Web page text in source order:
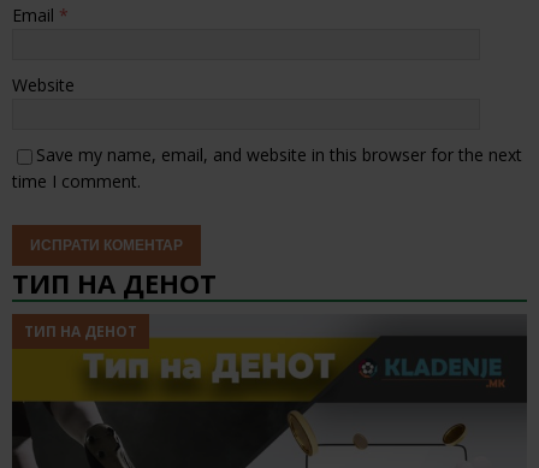
Email *
Website
Save my name, email, and website in this browser for the next
time I comment.
ТИП НА ДЕНОТ
ТИП НА ДЕНОТ